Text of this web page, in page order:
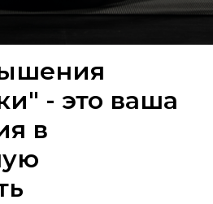
- это ваша
в